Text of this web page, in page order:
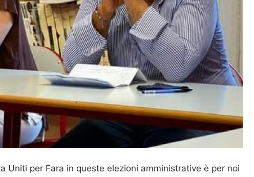
Uniti per Fara in queste elezioni amministrative è per noi